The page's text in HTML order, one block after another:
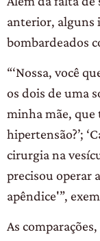
anterior, alguns
bombardeados
“‘Nossa, você
os dois de uma
minha mãe, que
hipertensão?’;
cirurgia na
precisou operar
apêndice'”,
As